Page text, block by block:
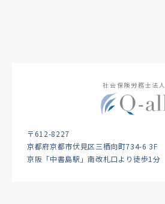
社会保険労務士法人
〒612-8227
京都府京都市伏見区三栖向町734-6 3F
京阪「中書島駅」南改札口より徒歩1分